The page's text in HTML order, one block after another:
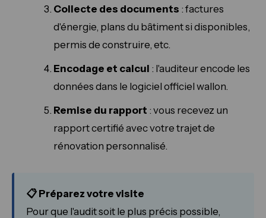
Collecte des documents : factures
d'énergie, plans du bâtiment si disponibles,
permis de construire, etc.
Encodage et calcul : l'auditeur encode les
données dans le logiciel officiel wallon.
Remise du rapport : vous recevez un
rapport certifié avec votre trajet de
rénovation personnalisé.
📋 Préparez votre visite
Pour que l'audit soit le plus précis possible,